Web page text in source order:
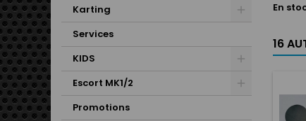
Karting
Services
KIDS
Escort MK1/2
Promotions
En
16